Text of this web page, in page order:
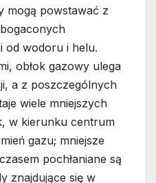
mogą powstawać z
od wodoru i helu.
obłok gazowy ulega
a z poszczególnych
wiele mniejszych
w kierunku centrum
gazu; mniejsze
pochłaniane są
znajdujące się w